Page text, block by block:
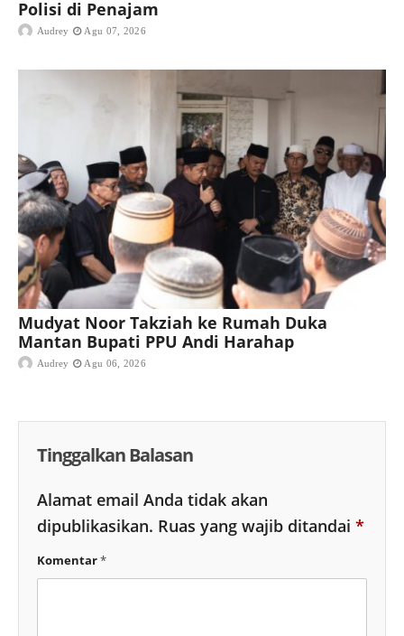
Polisi di Penajam
Audrey Agu 07, 2026
Mudyat Noor Takziah ke Rumah Duka
Mantan Bupati PPU Andi Harahap
Audrey Agu 06, 2026
Tinggalkan Balasan
Alamat email Anda tidak akan
dipublikasikan. Ruas yang wajib ditandai *
Komentar*